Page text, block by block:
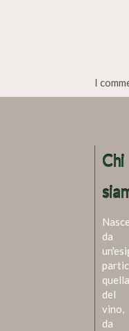
I
Chi
Nasce
da
quella
del
vino,
da